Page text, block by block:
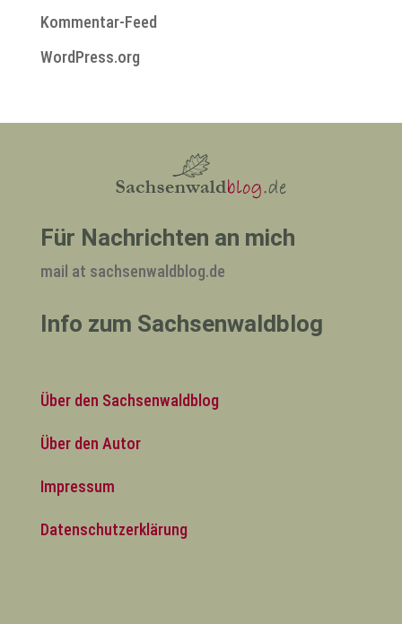
Kommentar-Feed
WordPress.org
Für Nachrichten an mich
mail at sachsenwaldblog.de
Info zum Sachsenwaldblog
Über den Sachsenwaldblog
Über den Autor
Impressum
Datenschutzerklärung